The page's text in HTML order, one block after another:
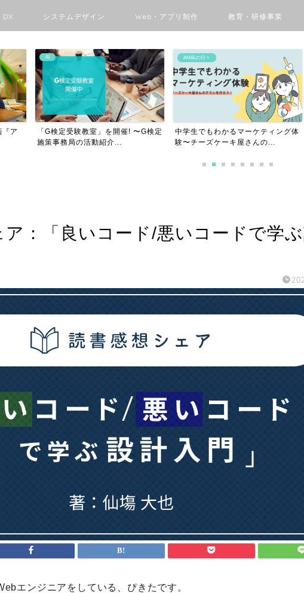
DX システムデザイン Web・アプリ制作 教育・研修事業
検定
AMBLの日々
中学生でもわかるマーケティング体
験〜チーズケーキ屋さんの...
AI
新卒のAI開発担当者が仕事に役立っ
たと思う、無料で学べる...
ア：「良いコード/悪いコードで学
エンジニアをしている、ぴきたです。